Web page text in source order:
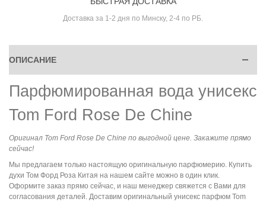
Доставка за 1-2 дня по Минску, 2-4 по РБ.
ОПИСАНИЕ
Парфюмированная вода унисекс
Tom Ford Rose De Chine
Оригинал Tom Ford Rose De Chine по выгодной цене. Закажите прямо
сейчас!
Мы предлагаем только настоящую оригинальную парфюмерию. Купить
духи Том Форд Роза Китая на нашем сайте можно в один клик.
Оформите заказ прямо сейчас, и наш менеджер свяжется с Вами для
согласования деталей. Доставим оригинальный унисекс парфюм Tom